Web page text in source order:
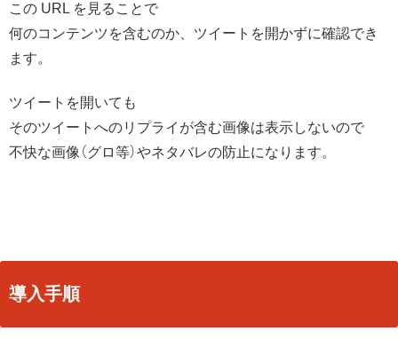
この URL を見ることで
何のコンテンツを含むのか、ツイートを開かずに確認でき
ます。
ツイートを開いても
そのツイートへのリプライが含む画像は表示しないので
不快な画像（グロ等）やネタバレの防止になります。
導入手順